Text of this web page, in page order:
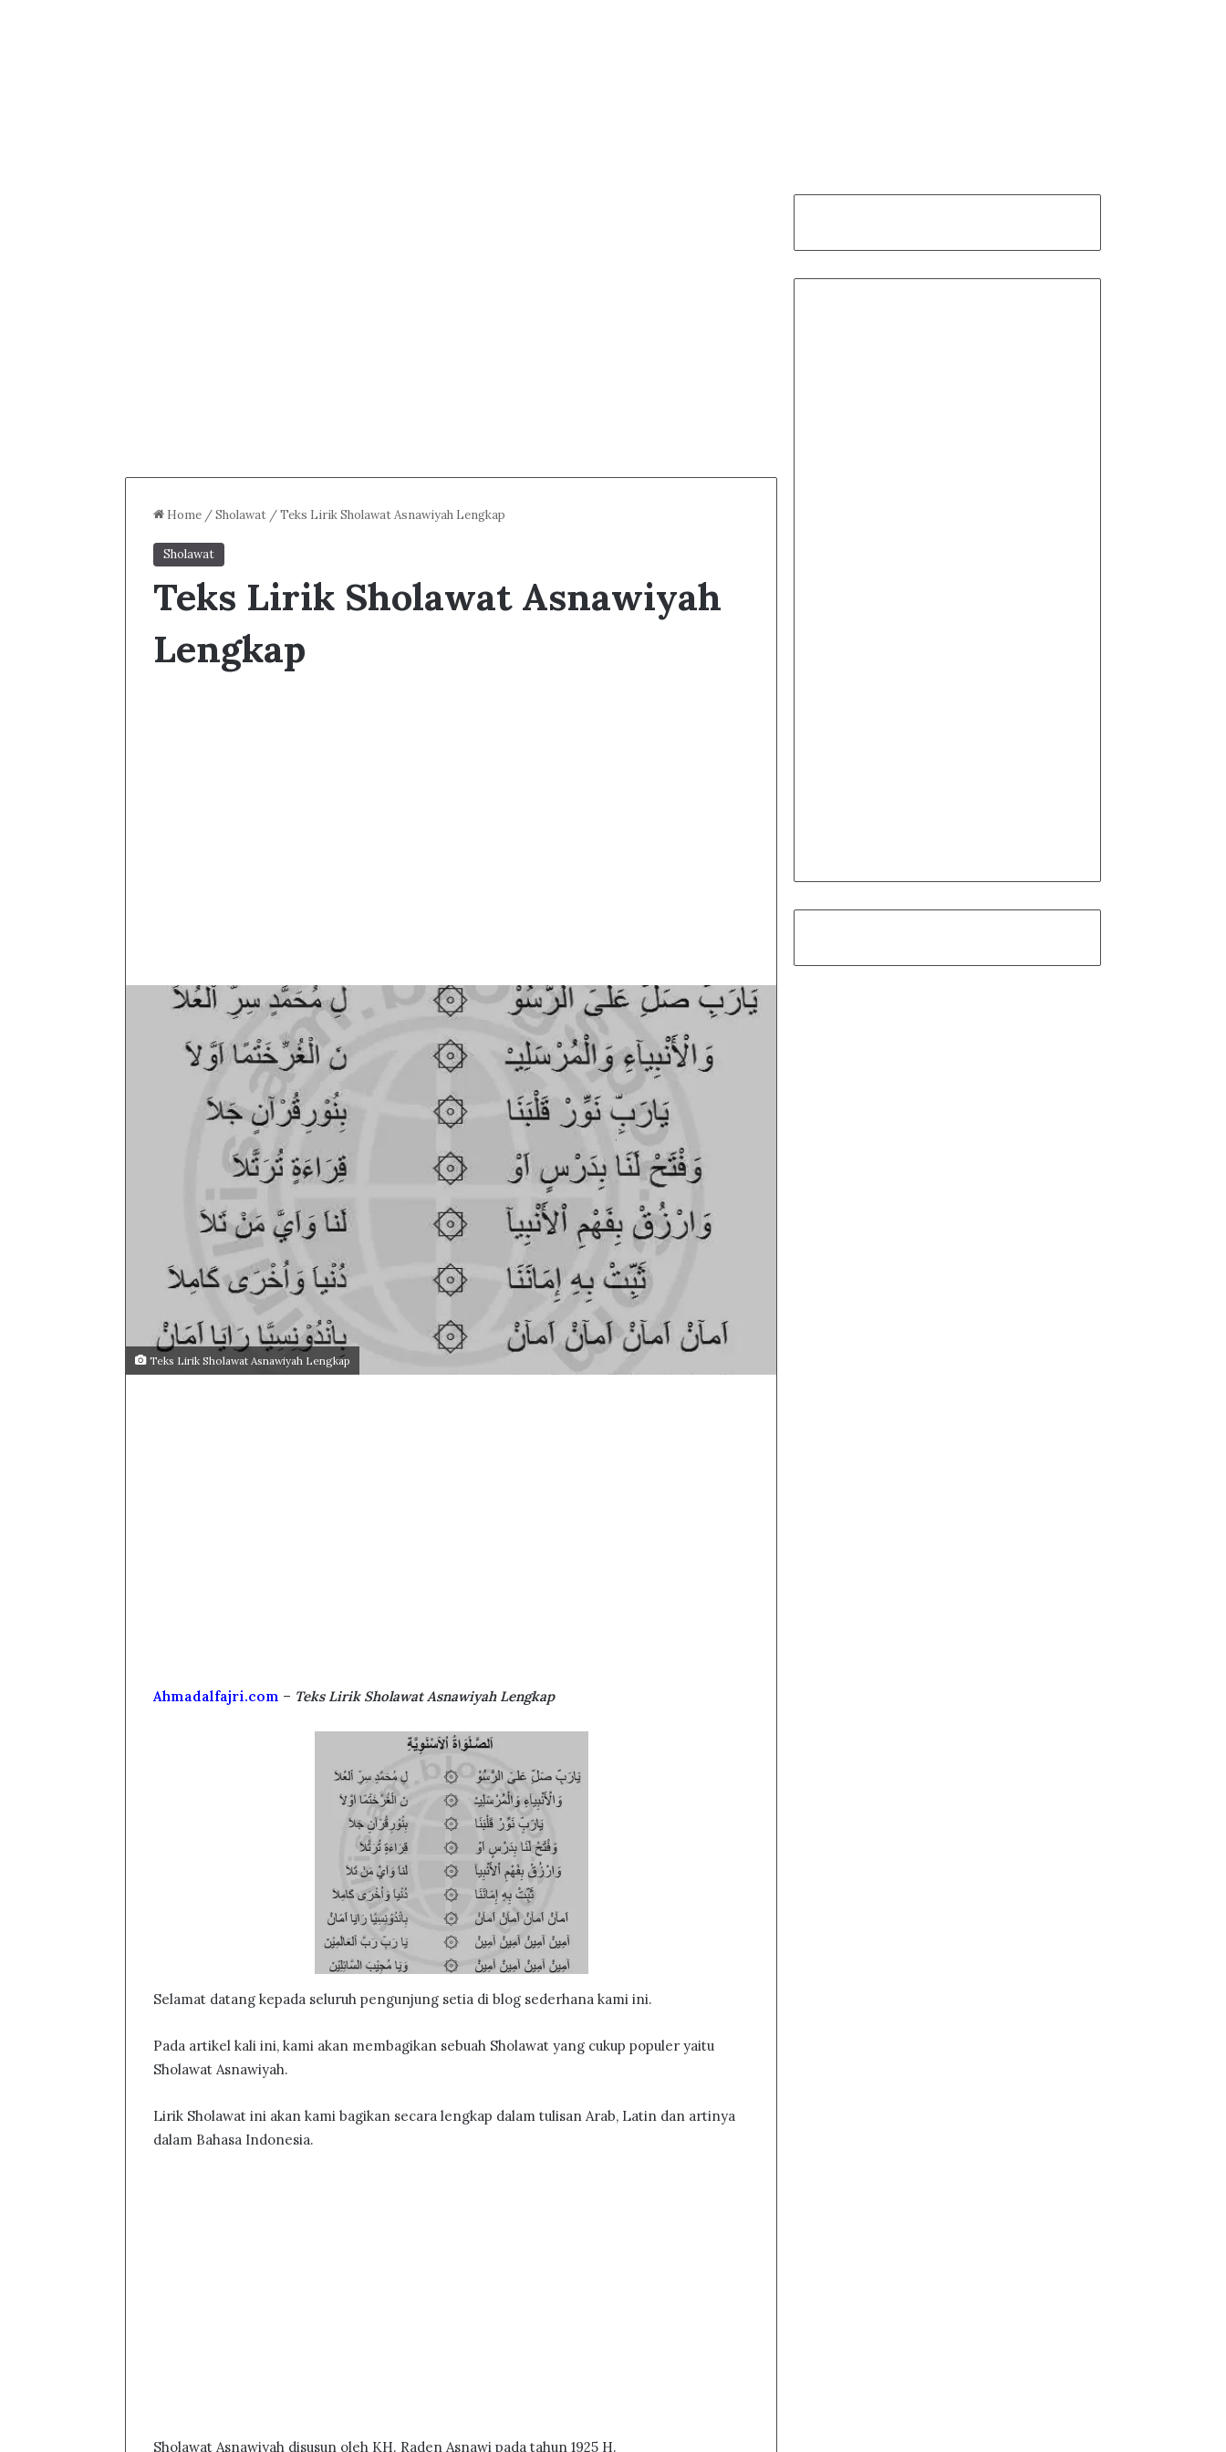
Home /Sholawat /Teks Lirik Sholawat Asnawiyah Lengkap
Sholawat
Teks Lirik Sholawat Asnawiyah
Lengkap
Teks Lirik Sholawat Asnawiyah Lengkap
Ahmadalfajri.com – Teks Lirik Sholawat Asnawiyah Lengkap
Selamat datang kepada seluruh pengunjung setia di blog sederhana kami ini.
Pada artikel kali ini, kami akan membagikan sebuah Sholawat yang cukup populer yaitu
Sholawat Asnawiyah.
Lirik Sholawat ini akan kami bagikan secara lengkap dalam tulisan Arab, Latin dan artinya
dalam Bahasa Indonesia.
Sholawat Asnawiyah disusun oleh KH. Raden Asnawi pada tahun 1925 H.